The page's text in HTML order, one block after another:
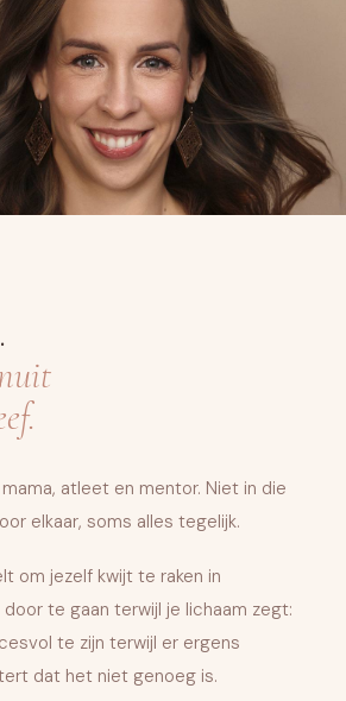
atleet en mentor. Niet in die
elkaar, soms alles tegelijk.
om jezelf kwijt te raken in
te gaan terwijl je lichaam zegt:
te zijn terwijl er ergens
dat het niet genoeg is.